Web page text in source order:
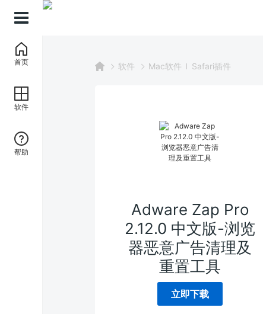
软件 Mac软件 Safari插件
Adware Zap Pro
2.12.0 中文版-浏览
器恶意广告清理及
重置工具
立即下载
首页
软件
帮助